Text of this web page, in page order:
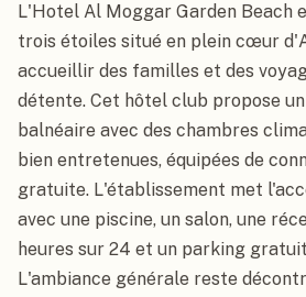
L'Hotel Al Moggar Garden Beach
trois étoiles situé en plein cœur
accueillir des familles et des
détente. Cet hôtel club propose
balnéaire avec des chambres
bien entretenues, équipées de
gratuite. L'établissement met
avec une piscine, un salon, une
heures sur 24 et un parking
L'ambiance générale reste